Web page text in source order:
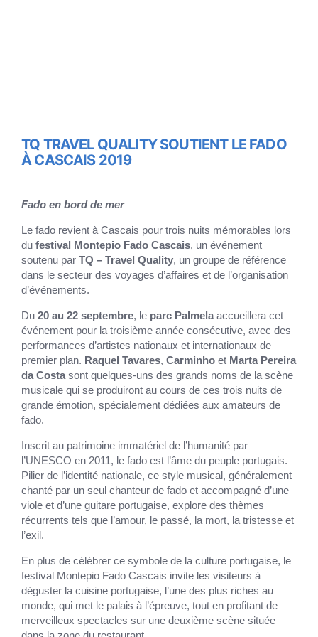
TQ TRAVEL QUALITY SOUTIENT LE FADO
À CASCAIS 2019
Fado en bord de mer
Le fado revient à Cascais pour trois nuits mémorables lors
du festival Montepio Fado Cascais, un événement
soutenu par TQ – Travel Quality, un groupe de référence
dans le secteur des voyages d’affaires et de l’organisation
d’événements.
Du 20 au 22 septembre, le parc Palmela accueillera cet
événement pour la troisième année consécutive, avec des
performances d’artistes nationaux et internationaux de
premier plan. Raquel Tavares, Carminho et Marta Pereira
da Costa sont quelques-uns des grands noms de la scène
musicale qui se produiront au cours de ces trois nuits de
grande émotion, spécialement dédiées aux amateurs de
fado.
Inscrit au patrimoine immatériel de l’humanité par
l’UNESCO en 2011, le fado est l’âme du peuple portugais.
Pilier de l’identité nationale, ce style musical, généralement
chanté par un seul chanteur de fado et accompagné d’une
viole et d’une guitare portugaise, explore des thèmes
récurrents tels que l’amour, le passé, la mort, la tristesse et
l’exil.
En plus de célébrer ce symbole de la culture portugaise, le
festival Montepio Fado Cascais invite les visiteurs à
déguster la cuisine portugaise, l’une des plus riches au
monde, qui met le palais à l’épreuve, tout en profitant de
merveilleux spectacles sur une deuxième scène située